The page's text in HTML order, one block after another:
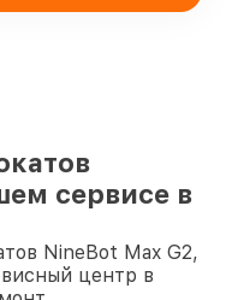
сервисе в
NineBot Max G2,
центр в